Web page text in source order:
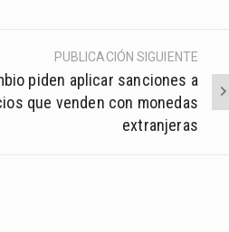
PUBLICACIÓN SIGUIENTE
piden aplicar sanciones a
que venden con monedas
extranjeras